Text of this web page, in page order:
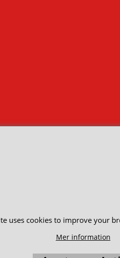
To create online store ShopFactory eCommerce
uses cookies to improve your
Mer information